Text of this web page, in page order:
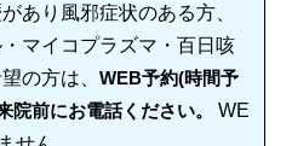
あり風邪症状のある方、
マイコプラズマ・百日咳
の方は、WEB予約(時間予
院前にお電話ください。
WE